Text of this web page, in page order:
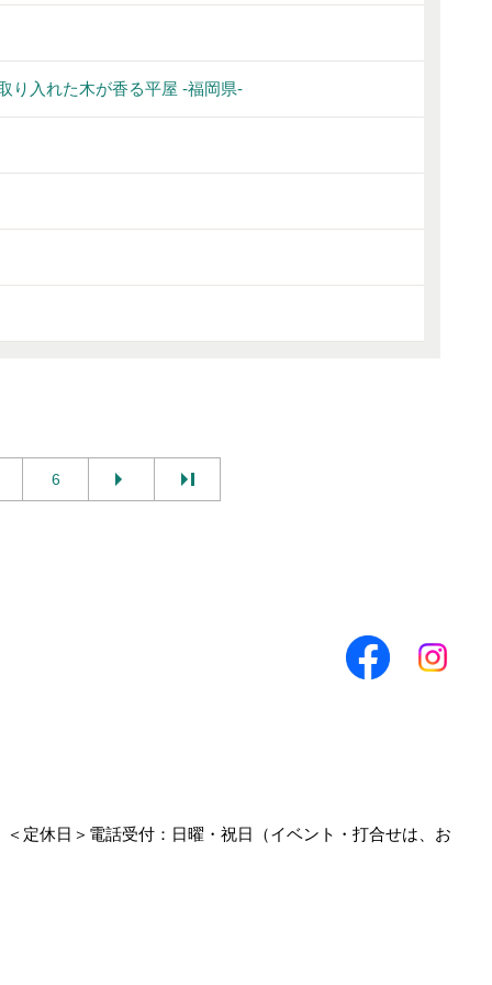
り入れた木が香る平屋 -福岡県-
6
＜定休日＞電話受付：日曜・祝日（イベント・打合せは、お